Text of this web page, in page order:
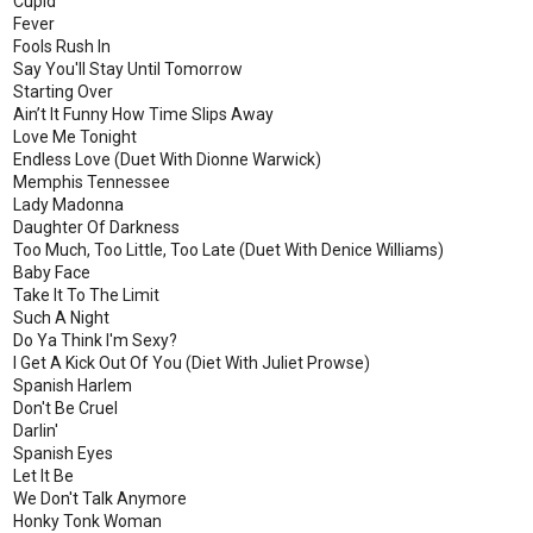
Fever
Fools Rush In
Say You'll Stay Until Tomorrow
Starting Over
Ain’t It Funny How Time Slips Away
Love Me Tonight
Endless Love (Duet With Dionne Warwick)
Memphis Tennessee
Lady Madonna
Daughter Of Darkness
Too Much, Too Little, Too Late (Duet With Denice Williams)
Baby Face
Take It To The Limit
Such A Night
Do Ya Think I'm Sexy?
I Get A Kick Out Of You (Diet With Juliet Prowse)
Spanish Harlem
Don't Be Cruel
Darlin'
Spanish Eyes
Let It Be
We Don't Talk Anymore
Honky Tonk Woman